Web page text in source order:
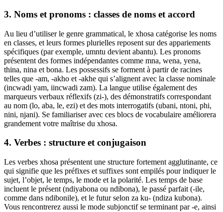
3. Noms et pronoms : classes de noms et accord
Au lieu d’utiliser le genre grammatical, le xhosa catégorise les noms
en classes, et leurs formes plurielles reposent sur des appariements
spécifiques (par exemple, umntu devient abantu). Les pronoms
présentent des formes indépendantes comme mna, wena, yena,
thina, nina et bona. Les possessifs se forment à partir de racines
telles que -am, -akho et -akhe qui s’alignent avec la classe nominale
(incwadi yam, iincwadi zam). La langue utilise également des
marqueurs verbaux réflexifs (zi-), des démonstratifs correspondant
au nom (lo, aba, le, ezi) et des mots interrogatifs (ubani, ntoni, phi,
nini, njani). Se familiariser avec ces blocs de vocabulaire améliorera
grandement votre maîtrise du xhosa.
4. Verbes : structure et conjugaison
Les verbes xhosa présentent une structure fortement agglutinante, ce
qui signifie que les préfixes et suffixes sont empilés pour indiquer le
sujet, l’objet, le temps, le mode et la polarité. Les temps de base
incluent le présent (ndiyabona ou ndibona), le passé parfait (-ile,
comme dans ndibonile), et le futur selon za ku- (ndiza kubona).
Vous rencontrerez aussi le mode subjonctif se terminant par -e, ainsi